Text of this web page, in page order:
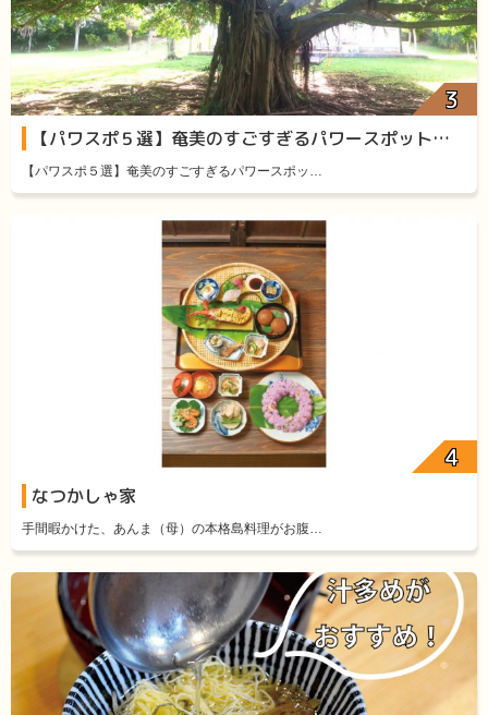
【パワスポ５選】奄美のすごすぎるパワースポット厳選５
【パワスポ５選】奄美のすごすぎるパワースポッ…
なつかしゃ家
手間暇かけた、あんま（母）の本格島料理がお腹…